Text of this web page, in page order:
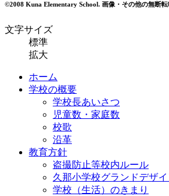
©2008 Kuna Elementary School. 画像・その他の無断
文字サイズ
標準
拡大
ホーム
学校の概要
学校長あいさつ
児童数・家庭数
校歌
沿革
教育方針
盗撮防止等校内ルール
久那小学校グランドデザイ
学校（生活）のきまり